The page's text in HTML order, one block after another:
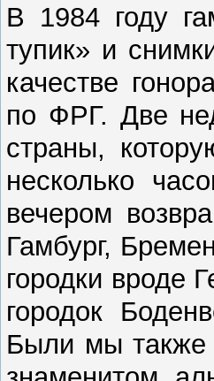
В 1984 году
тупик» и
качестве
по ФРГ. Две
страны,
несколько
вечером
Гамбург,
городки вроде
городок
Были мы также